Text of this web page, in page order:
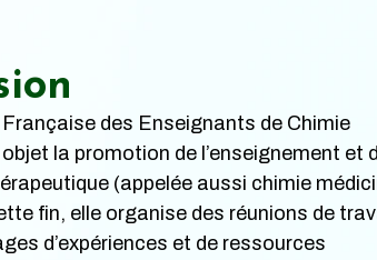
des Enseignants de Chimie
la promotion de l’enseignement et
(appelée aussi chimie
fin, elle organise des réunions de
d’expériences et de ressources